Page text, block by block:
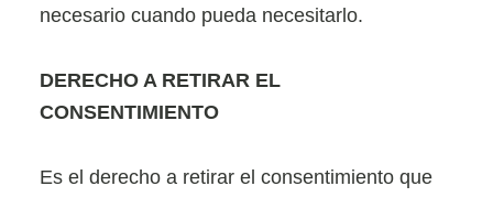
necesario cuando pueda necesitarlo.
DERECHO A RETIRAR EL
CONSENTIMIENTO
Es el derecho a retirar el consentimiento que